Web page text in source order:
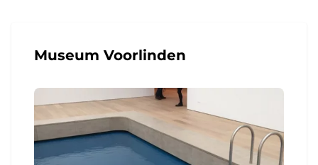
Museum Voorlinden